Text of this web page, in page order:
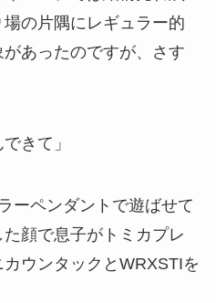
の片隅にレギュラー的
あったのですが、さす
きて」
ーペンダントで遊ばせて
顔で息子がトミカプレ
ウンタックとWRXSTIを